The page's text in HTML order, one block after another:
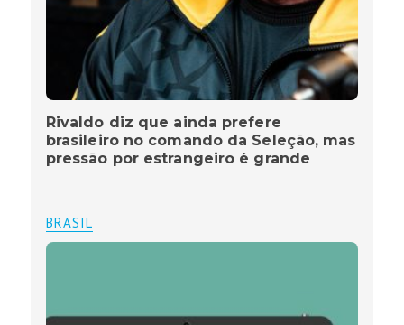
Rivaldo diz que ainda prefere
brasileiro no comando da Seleção, mas
pressão por estrangeiro é grande
BRASIL